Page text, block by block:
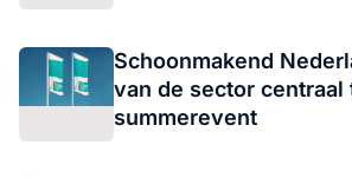
Schoonmakend
van de sector centraal
summerevent